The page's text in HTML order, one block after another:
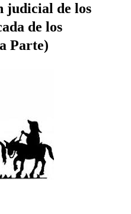
judicial de los
de los
Parte)